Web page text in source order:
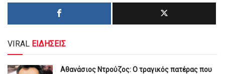
VIRAL ΕΙΔΗΣΕΙΣ
Αθανάσιος Ντρούζος: Ο τραγικός πατέρας που